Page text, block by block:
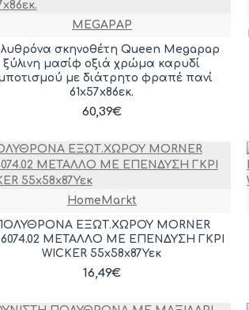
MEGAPAP
σκηνοθέτη Queen Megapap
ξύλινη μασίφ οξιά χρώμα καρυδί
με διάτρητο φραπέ πανί
61x57x86εκ.
60,39€
HomeMarkt
ΕΞΩΤ.ΧΩΡΟΥ MORNER
ΜΕΤΑΛΛΟ ΜΕ ΕΠΕΝΔΥΣΗ ΓΚΡΙ
WICKER 55x58x87Υεκ
16,49€